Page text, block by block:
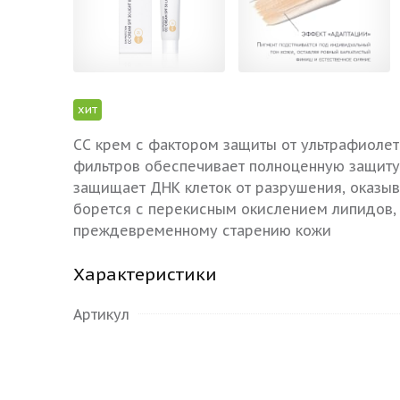
хит
СС крем с фактором защиты от
фильтров обеспечивает полноценную
защищает ДНК клеток от разрушения,
борется с перекисным окислением
преждевременному старению кожи
Характеристики
Артикул